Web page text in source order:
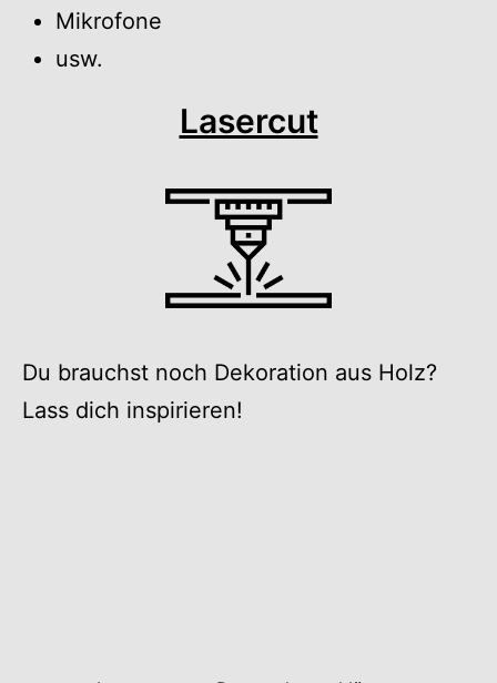
Mikrofone
usw.
Lasercut
Du brauchst noch Dekoration aus Holz?
Lass dich inspirieren!